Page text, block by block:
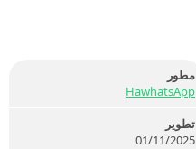
مطور
HawhatsApp
تطوير
01/11/2025